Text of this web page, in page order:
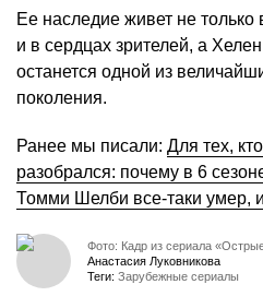
Ее наследие живет не
и в сердцах зрителей, а
останется одной из
поколения.
Ранее мы писали: Для тех,
разобрался: почему в 6
Томми Шелби все-таки умер,
Фото: Кадр из сериала
Анастасия Луковникова
Теги: Зарубежные сериалы